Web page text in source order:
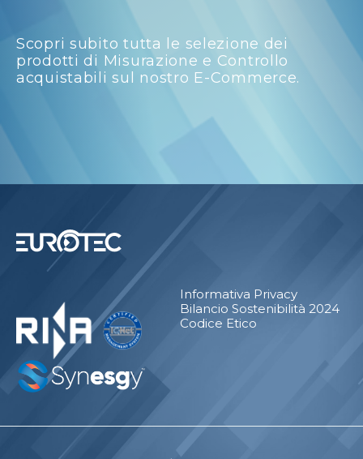
Scopri subito tutta le selezione dei
prodotti di Misurazione e Controllo
acquistabili sul nostro E-Commerce.
Informativa Privacy
Bilancio Sostenibilità 2024
Codice Etico